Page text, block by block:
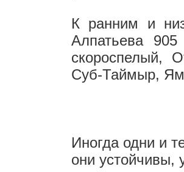
К ранним и
Алпатьева
скороспелый,
Суб-Таймыр,
Иногда одни и
они устойчивы,